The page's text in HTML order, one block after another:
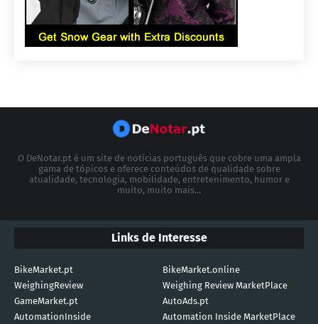
O DeNotar.pt é um site de notícias português que cobre uma ampla
gama de tópicos e oferece conteúdos de qualidade sobre
atualidade, tecnologia, mobilidade, entretenimento, humor e
muito, muito mais...
Links de Interesse
BikeMarket.pt
BikeMarket.online
WeighingReview
Weighing Review MarketPlace
GameMarket.pt
AutoAds.pt
AutomationInside
Automation Inside MarketPlace